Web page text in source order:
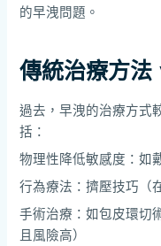
的早洩問題。
傳統治療方
過去，早洩的治療方式
括：
物理性降低敏感度：如
行為療法：擠壓技巧（
手術治療：如包皮環切
且風險高）